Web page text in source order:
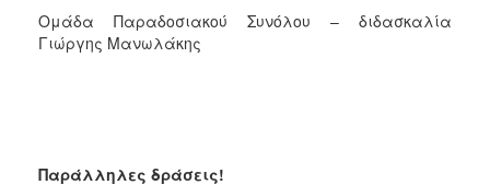
Ομάδα Παραδοσιακού Συνόλου – διδασκαλία
Γιώργης Μανωλάκης
Παράλληλες δράσεις!